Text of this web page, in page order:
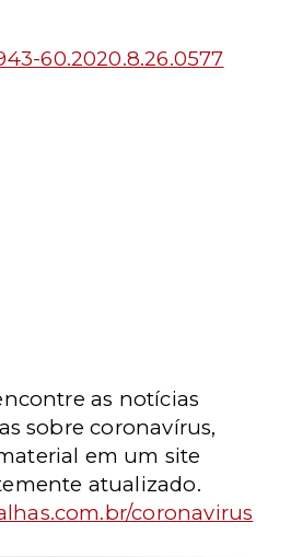
60.2020.8.26.0577
as notícias
sobre coronavírus,
em um site
atualizado.
coronavirus